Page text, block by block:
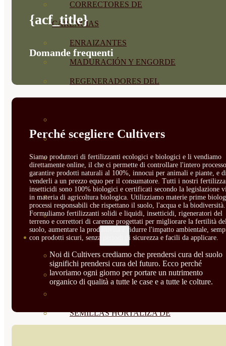
CORRECTORES DE
CARENCIAS
ENRAIZANTES
MADURACIÓN Y ENGORDE
REGENERADORES DEL
SUELO
MATERIAS PRIMAS
PROTECCIÓN CULTIVOS Y
PLANTAS
PLANTAS INTERIOR
GROWPUNCH
SEMILLAS
VER TODAS
BIODINÁMICAS DEMETER
SEMILLAS HORTALIZA DE
{acf_title}
Domande frequenti
Perché scegliere Cultivers
Siamo produttori di fertilizzanti ecologici e biologici e li vendiamo
direttamente online, il che ci permette di controllare l'intero
garantire prodotti naturali al 100%, innocui per animali e piante, e
venderli a un prezzo equo per il consumatore. Tutti i nostri
insetticidi sono 100% biologici e certificati secondo la legislazione
in materia di agricoltura biologica. Utilizziamo materie prime
processi responsabili che rispettano il suolo, l'acqua e la biodiversità.
Formuliamo fertilizzanti solidi e liquidi, insetticidi, rigeneratori del
terreno e correttori di carenze progettati per migliorare la fertilità
suolo, aumentare la produttività e ridurre l'impatto ambientale,
con prodotti sicuri, senza periodi di sicurezza e facili da applicare.
Noi di Cultivers crediamo che prendersi cura del suolo
significhi prendersi cura del futuro. Ecco perché
lavoriamo ogni giorno per portare un nutrimento
organico di qualità a tutte le case e a tutte le colture.